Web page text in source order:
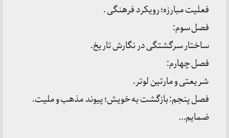
فعلیت مبارزه؛ رویکرد فرهنگی .
فصل سوم:
ساختار سرگشتگی در نگارش تاریخ.
فصل چهارم:
شریعتی و مارتین لوتر.
فصل پنجم: بازگشت به خویش؛ پیوند مذهب و ملیت.
ضمایم…